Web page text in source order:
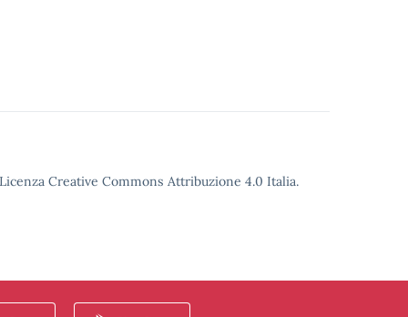
Creative Commons Attribuzione 4.0 Italia.